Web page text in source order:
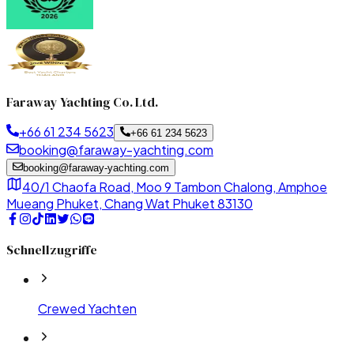
Faraway Yachting Co. Ltd.
+66 61 234 5623 +66 61 234 5623
booking@faraway-yachting.com
booking@faraway-yachting.com
40/1 Chaofa Road, Moo 9 Tambon Chalong, Amphoe
Mueang Phuket, Chang Wat Phuket 83130
Schnellzugriffe
Crewed Yachten